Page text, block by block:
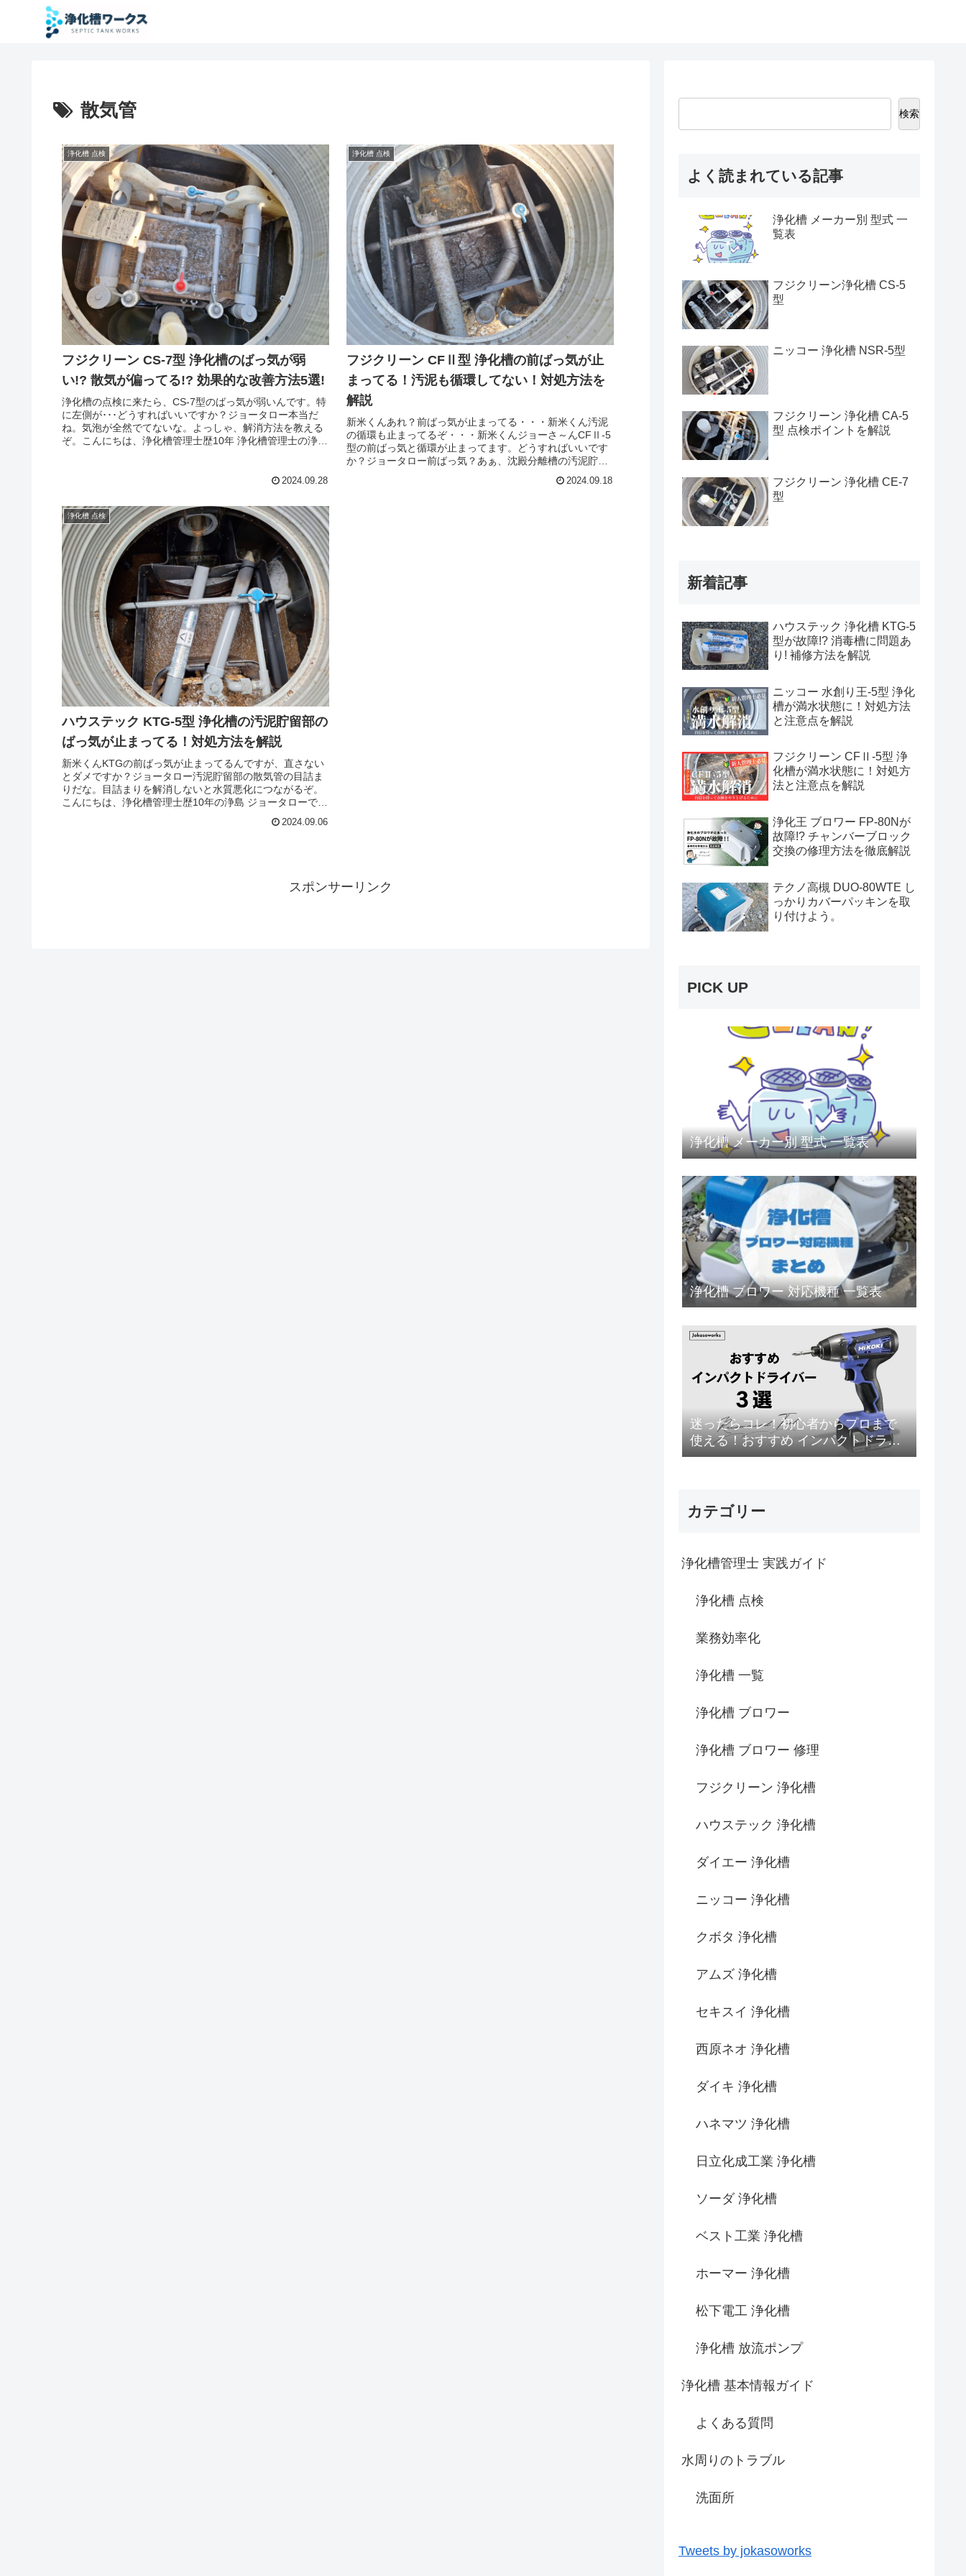
散気管
浄化槽 点検
フジクリーン CS-7型 浄化槽のばっ気が弱
い!? 散気が偏ってる!? 効果的な改善方法5選!
浄化槽の点検に来たら、CS-7型のばっ気が弱いんです。特
に左側が･･･どうすればいいですか？ジョータロー本当だ
ね。気泡が全然でてないな。よっしゃ、解消方法を教える
ぞ。こんにちは、浄化槽管理士歴10年 浄化槽管理士の浄島
2024.09.28
浄化槽 点検
フジクリーン CFⅡ型 浄化槽の前ばっ気が止
まってる！汚泥も循環してない！対処方法を
解説
新米くんあれ？前ばっ気が止まってる・・・新米くん汚泥
の循環も止まってるぞ・・・新米くんジョーさ～んCFⅡ-5
型の前ばっ気と循環が止まってます。どうすればいいです
か？ジョータロー前ばっ気？あぁ、沈殿分離槽の汚泥貯留
2024.09.18
浄化槽 点検
ハウステック KTG-5型 浄化槽の汚泥貯留部の
ばっ気が止まってる！対処方法を解説
新米くんKTGの前ばっ気が止まってるんですが、直さない
とダメですか？ジョータロー汚泥貯留部の散気管の目詰ま
りだな。目詰まりを解消しないと水質悪化につながるぞ。
こんにちは、浄化槽管理士歴10年の浄島 ジョータローで
2024.09.06
スポンサーリンク
検索
よく読まれている記事
浄化槽 メーカー別 型式 一
覧表
フジクリーン浄化槽 CS-5
型
ニッコー 浄化槽 NSR-5型
フジクリーン 浄化槽 CA-5
型 点検ポイントを解説
フジクリーン 浄化槽 CE-7
型
新着記事
ハウステック 浄化槽 KTG-5
型が故障!? 消毒槽に問題あ
り! 補修方法を解説
ニッコー 水創り王-5型 浄化
槽が満水状態に！対処方法
と注意点を解説
フジクリーン CFⅡ-5型 浄
化槽が満水状態に！対処方
法と注意点を解説
浄化王 ブロワー FP-80Nが
故障!? チャンバーブロック
交換の修理方法を徹底解説
テクノ高槻 DUO-80WTE し
っかりカバーパッキンを取
り付けよう。
PICK UP
浄化槽 メーカー別 型式 一覧表
浄化槽 ブロワー 対応機種 一覧表
迷ったらコレ！初心者からプロまで
使える！おすすめ インパクトドライ
バー 3選
カテゴリー
浄化槽管理士 実践ガイド
浄化槽 点検
業務効率化
浄化槽 一覧
浄化槽 ブロワー
浄化槽 ブロワー 修理
フジクリーン 浄化槽
ハウステック 浄化槽
ダイエー 浄化槽
ニッコー 浄化槽
クボタ 浄化槽
アムズ 浄化槽
セキスイ 浄化槽
西原ネオ 浄化槽
ダイキ 浄化槽
ハネマツ 浄化槽
日立化成工業 浄化槽
ソーダ 浄化槽
ベスト工業 浄化槽
ホーマー 浄化槽
松下電工 浄化槽
浄化槽 放流ポンプ
浄化槽 基本情報ガイド
よくある質問
水周りのトラブル
洗面所
Tweets by jokasoworks